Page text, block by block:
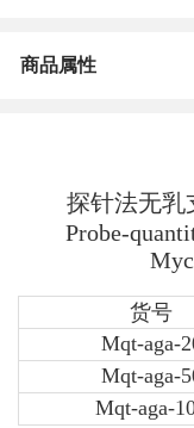
商品属性
探针法无乳
Probe-
货号
Mqt-aga-
Mqt-aga-
Mqt-aga-